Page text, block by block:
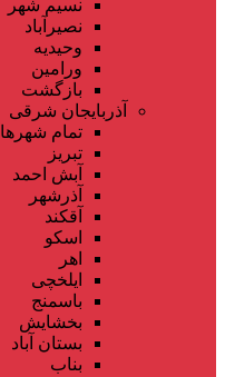
نسیم شهر
نصیرآباد
وحیدیه
ورامین
بازگشت
آذربایجان شرقی
تمام شهر‌ها
تبریز
آبش احمد
آذرشهر
آقکند
اسکو
اهر
ایلخچی
باسمنج
بخشایش
بستان آباد
بناب